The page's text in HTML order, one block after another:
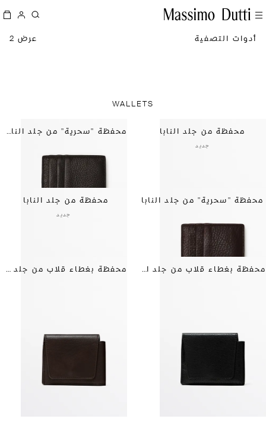
أدوات التصفية عرض 2
WALLETS
محفظة من جلد النابا
جديد
محفظة "سحرية" من جلد النابا
محفظة "سحرية" من جلد النابا محفظة من جلد النابا
جديد
محفظة بغطاء قلاب من جلد النابا محفظة بغطاء قلاب من جلد النابا